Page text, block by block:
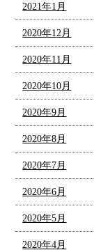
2021年1月
2020年12月
2020年11月
2020年10月
2020年9月
2020年8月
2020年7月
2020年6月
2020年5月
2020年4月